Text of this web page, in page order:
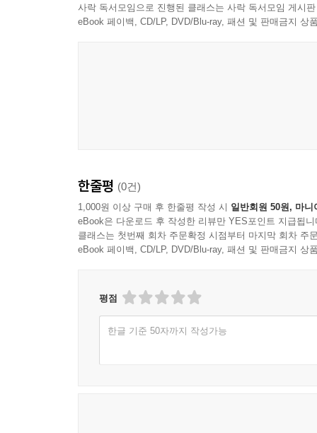
사락 독서모임으로 진행된 클래스는 사락 독서모임 게시
eBook 페이백, CD/LP, DVD/Blu-ray, 패션 및 판매금지 상
한줄평 (0건)
1,000원 이상 구매 후 한줄평 작성 시 일반회원 50원, 마니
eBook은 다운로드 후 작성한 리뷰만 YES포인트 지급됩니
클래스는 첫번째 회차 주문확정 시점부터 마지막 회차 주
eBook 페이백, CD/LP, DVD/Blu-ray, 패션 및 판매금지 상
평점
한글 기준 50자까지 작성가능